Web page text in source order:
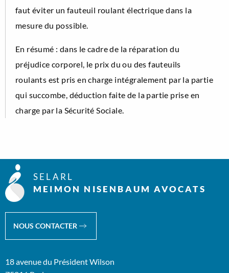
faut éviter un fauteuil roulant électrique dans la
mesure du possible.
En résumé : dans le cadre de la réparation du
préjudice corporel, le prix du ou des fauteuils
roulants est pris en charge intégralement par la partie
qui succombe, déduction faite de la partie prise en
charge par la Sécurité Sociale.
SELARL
MEIMON NISENBAUM AVOCATS
NOUS CONTACTER
18 avenue du Président Wilson